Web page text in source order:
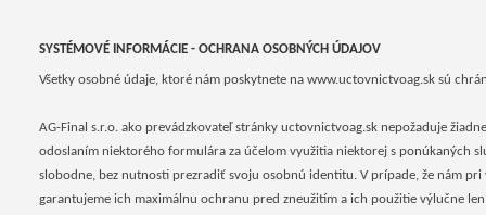
SYSTÉMOVÉ INFORMÁCIE - OCHRANA OSOBNÝCH ÚDAJOV
Všetky osobné údaje, ktoré nám poskytnete na www.uctovnictvoag.sk sú
AG-Final s.r.o. ako prevádzkovateľ stránky uctovnictvoag.sk nepožaduje
odoslaním niektorého formulára za účelom využitia niektorej s ponúkaných
slobodne, bez nutnosti prezradiť svoju osobnú identitu. V prípade, že nám
garantujeme ich maximálnu ochranu pred zneužitím a ich použitie výlučne